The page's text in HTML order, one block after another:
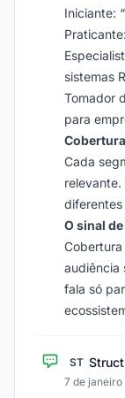
Iniciante:
sistemas
Tomador
para
Cada
diferentes
O sinal
audiência
fala só
ST
7 de